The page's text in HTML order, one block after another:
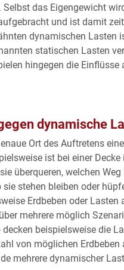
das Eigengewicht
und ist damit
dynamischen Lasten
statischen Lasten
hingegen die
dynamische
Ort des Auftretens
ist bei einer
überqueren, welchen
stehen bleiben oder
Erdbeben oder
mehrere möglich
beispielsweise die
von möglichen
mehrere dynamischer